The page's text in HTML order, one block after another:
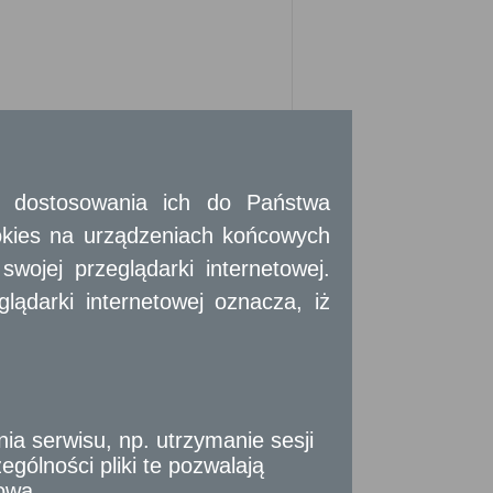
samorządu terytorialnego, organów
w związku z wykonywanymi
zgodą.
ich do Państwa
na urządzeniach końcowych
przeglądarki internetowej.
internetowej oznacza, iż
serwisu, np. utrzymanie sesji
pliki te pozwalają